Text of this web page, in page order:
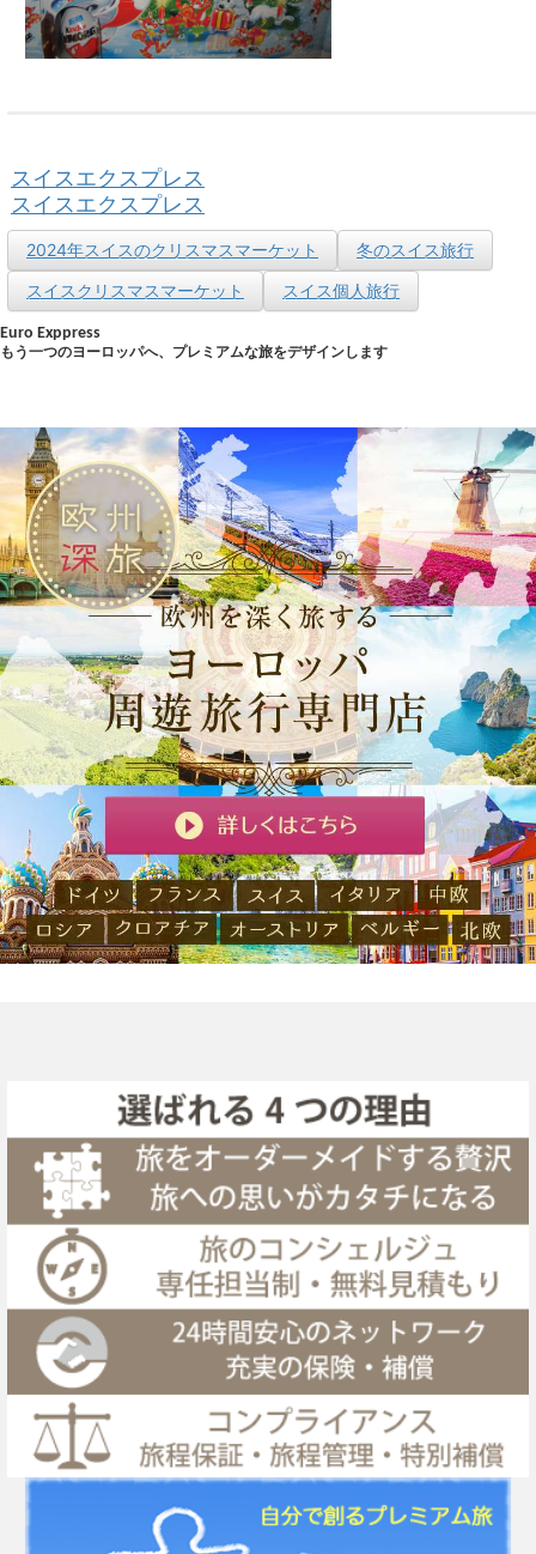
スイスエクスプレス
スイスエクスプレス
2024年スイスのクリスマスマーケット
冬のスイス旅行
スイスクリスマスマーケット
スイス個人旅行
Euro Exppress
もう一つのヨーロッパへ、プレミアムな旅をデザインします